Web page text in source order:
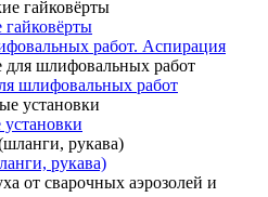
работ. Аспирация
шлифовальных работ
рукава)